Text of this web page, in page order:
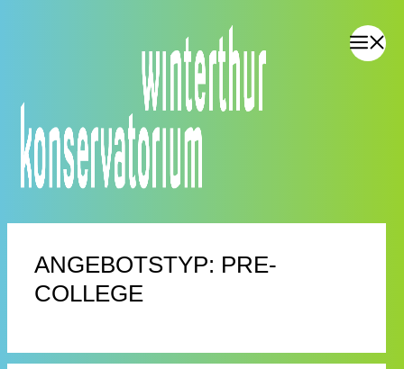
ANGEBOTSTYP: PRE-
COLLEGE